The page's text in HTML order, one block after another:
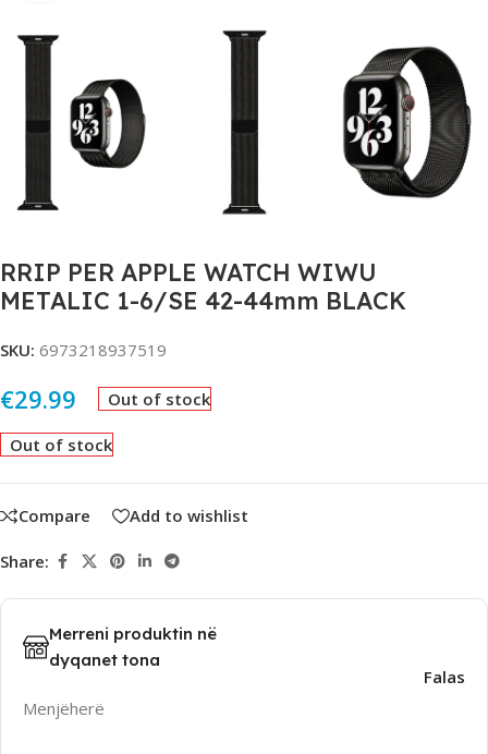
RRIP PER APPLE WATCH WIWU
METALIC 1-6/SE 42-44mm BLACK
SKU: 6973218937519
€29.99 Out of stock
Out of stock
Compare Add to wishlist
Share:
Merreni produktin në
dyqanet tona
Menjëherë
Falas